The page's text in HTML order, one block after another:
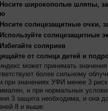
Носите широкополые шляпы,
Носите солнцезащитные очки,
Используйте солнцезащитные
Избегайте соляриев
от солнца детей и
может принимать
более сильному
при значениях УФИ менее 3
и при нормальных
3 защита необходима, и она
8 и выше.